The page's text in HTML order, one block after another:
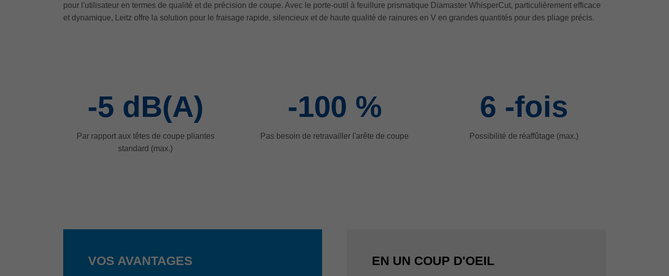
pour l'utilisateur en termes de qualité et de précision de coupe. Avec le porte-outil à feuillure prismatique Diamaster WhisperCut, particulièrement efficace
et dynamique, Leitz offre la solution pour le fraisage rapide, silencieux et de haute qualité de rainures en V en grandes quantités pour des pliage précis.
-5 dB(A)
Par rapport aux têtes de coupe pliantes
standard (max.)
-100 %
Pas besoin de retravailler l'arête de coupe
6 -fois
Possibilité de réaffûtage (max.)
VOS AVANTAGES EN UN COUP D'OEIL